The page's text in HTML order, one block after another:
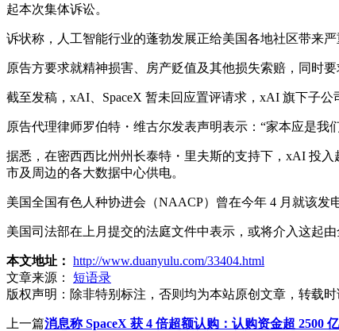
起本次集体诉讼。
诉状称，人工智能行业的蓬勃发展正给美国各地社区带来
原告方要求就精神损害、房产贬值及其他损失索赔，同时
截至发稿，xAI、SpaceX 暂未回应置评请求，xAI 旗下子公
原告代理律师罗伯特・维古尔发表声明表示：“家本应是
据悉，在密西西比州州长泰特・里夫斯的支持下，xAI 投
市及周边的各大数据中心供电。
美国全国有色人种协进会（NAACP）曾在今年 4 月就该发
美国司法部在上月提交的法庭文件中表示，或将介入这起
本文地址： http://www.duanyulu.com/33404.html
文章来源：
短语录
版权声明： 除非特别标注，否则均为本站原创文章，转载
上一篇消息称 SpaceX 获 4 倍超额认购：认购资金超 2500